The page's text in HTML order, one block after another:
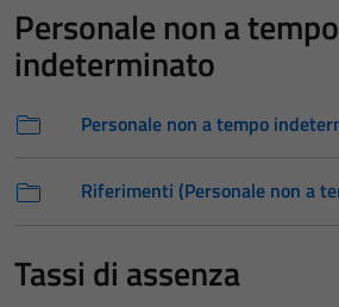
Personale non a tempo
indeterminato
Personale non a tempo
Riferimenti (Personale non a
Tassi di assenza